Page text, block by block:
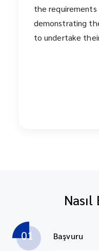
the
demonstrating
to undertake
01 Başvuru